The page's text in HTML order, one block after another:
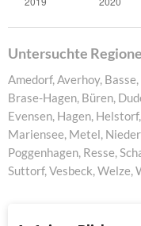
Untersuchte
Amedorf, Averhoy,
Brase-Hagen, Büren,
Evensen, Hagen,
Mariensee, Metel,
Poggenhagen, Resse,
Suttorf, Vesbeck, Welze,